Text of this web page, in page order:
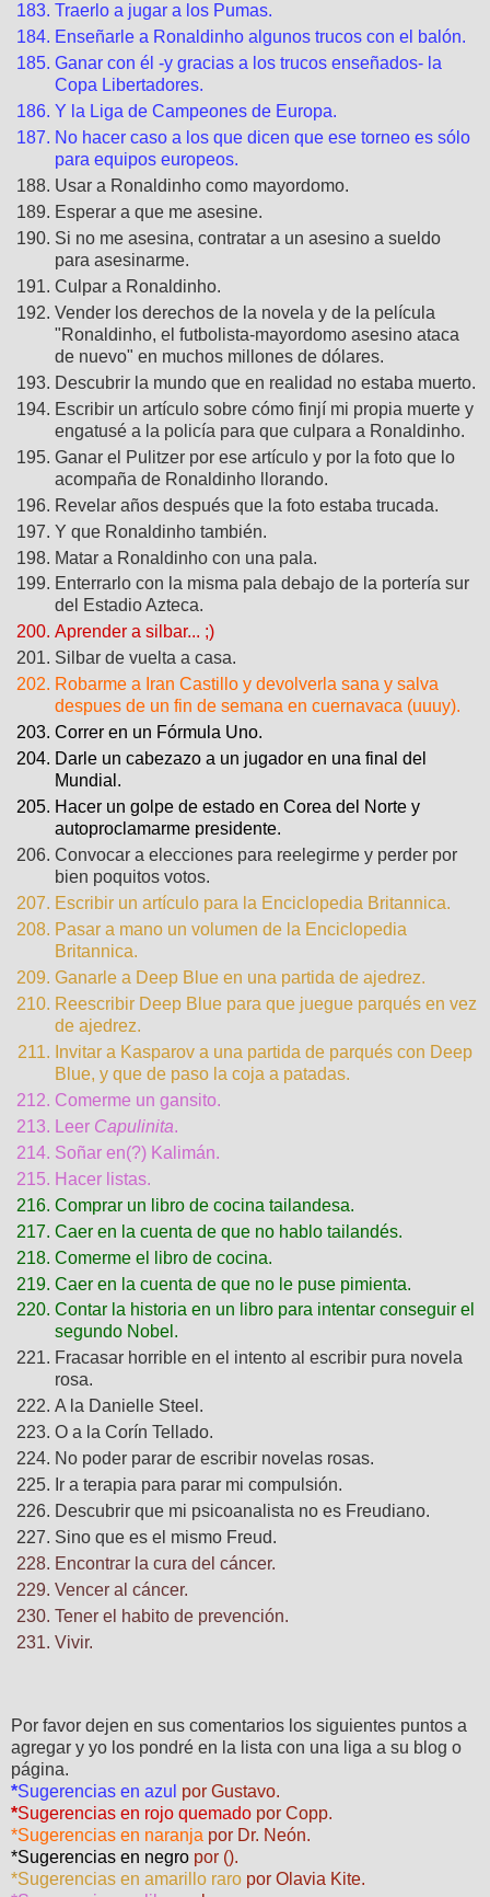
Traerlo a jugar a los Pumas.
Enseñarle a Ronaldinho algunos trucos con el balón.
Ganar con él -y gracias a los trucos enseñados- la
Copa Libertadores.
Y la Liga de Campeones de Europa.
No hacer caso a los que dicen que ese torneo es sólo
para equipos europeos.
Usar a Ronaldinho como mayordomo.
Esperar a que me asesine.
Si no me asesina, contratar a un asesino a sueldo
para asesinarme.
Culpar a Ronaldinho.
Vender los derechos de la novela y de la película
"Ronaldinho, el futbolista-mayordomo asesino ataca
de nuevo" en muchos millones de dólares.
Descubrir la mundo que en realidad no estaba muerto.
Escribir un artículo sobre cómo finjí mi propia muerte y
engatusé a la policía para que culpara a Ronaldinho.
Ganar el Pulitzer por ese artículo y por la foto que lo
acompaña de Ronaldinho llorando.
Revelar años después que la foto estaba trucada.
Y que Ronaldinho también.
Matar a Ronaldinho con una pala.
Enterrarlo con la misma pala debajo de la portería sur
del Estadio Azteca.
Aprender a silbar... ;)
Silbar de vuelta a casa.
Robarme a Iran Castillo y devolverla sana y salva
despues de un fin de semana en cuernavaca (uuuy).
Correr en un Fórmula Uno.
Darle un cabezazo a un jugador en una final del
Mundial.
Hacer un golpe de estado en Corea del Norte y
autoproclamarme presidente.
Convocar a elecciones para reelegirme y perder por
bien poquitos votos.
Escribir un artículo para la Enciclopedia Britannica.
Pasar a mano un volumen de la Enciclopedia
Britannica.
Ganarle a Deep Blue en una partida de ajedrez.
Reescribir Deep Blue para que juegue parqués en vez
de ajedrez.
Invitar a Kasparov a una partida de parqués con Deep
Blue, y que de paso la coja a patadas.
Comerme un gansito.
Leer Capulinita.
Soñar en(?) Kalimán.
Hacer listas.
Comprar un libro de cocina tailandesa.
Caer en la cuenta de que no hablo tailandés.
Comerme el libro de cocina.
Caer en la cuenta de que no le puse pimienta.
Contar la historia en un libro para intentar conseguir el
segundo Nobel.
Fracasar horrible en el intento al escribir pura novela
rosa.
A la Danielle Steel.
O a la Corín Tellado.
No poder parar de escribir novelas rosas.
Ir a terapia para parar mi compulsión.
Descubrir que mi psicoanalista no es Freudiano.
Sino que es el mismo Freud.
Encontrar la cura del cáncer.
Vencer al cáncer.
Tener el habito de prevención.
Vivir.
Por favor dejen en sus comentarios los siguientes puntos a
agregar y yo los pondré en la lista con una liga a su blog o
página.
*Sugerencias en azul por Gustavo.
*Sugerencias en rojo quemado por Copp.
*Sugerencias en naranja por Dr. Neón.
*Sugerencias en negro por ().
*Sugerencias en amarillo raro por Olavia Kite.